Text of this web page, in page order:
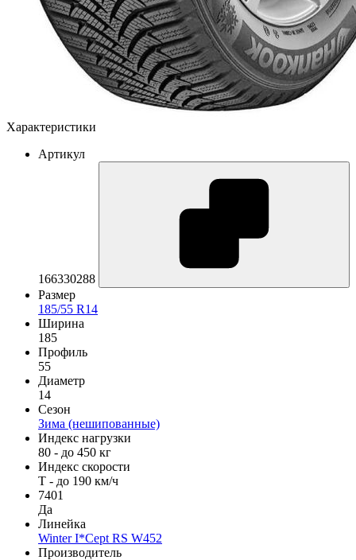
Характеристики
Артикул
166330288
Размер
185/55 R14
Ширина
185
Профиль
55
Диаметр
14
Сезон
Зима (нешипованные)
Индекс нагрузки
80 - до 450 кг
Индекс скорости
T - до 190 км/ч
7401
Да
Линейка
Winter I*Cept RS W452
Производитель